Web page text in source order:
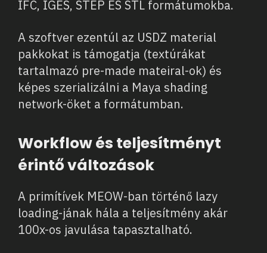
IFC, IGES, STEP ÉS STL formátumokba.
A szoftver ezentúl az USDZ material
pakkokat is támogatja (textúrákat
tartalmazó pre-made mateiral-ok) és
képes szerializálni a Maya shading
network-öket a formátumban.
Workflow és teljesítményt
érintő változások
A primítívek MEOW-ban történő lazy
loading-jának hála a teljesítmény akár
100x-os javulása tapasztalható.